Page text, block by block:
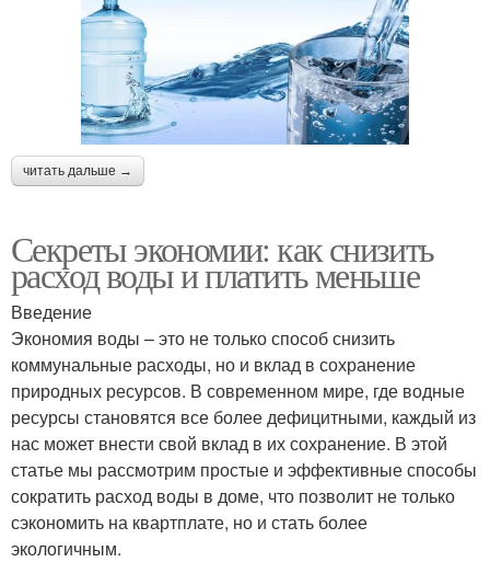
читать дальше →
Секреты экономии: как снизить
расход воды и платить меньше
Введение
Экономия воды – это не только способ снизить
коммунальные расходы, но и вклад в сохранение
природных ресурсов. В современном мире, где водные
ресурсы становятся все более дефицитными, каждый из
нас может внести свой вклад в их сохранение. В этой
статье мы рассмотрим простые и эффективные способы
сократить расход воды в доме, что позволит не только
сэкономить на квартплате, но и стать более
экологичным.